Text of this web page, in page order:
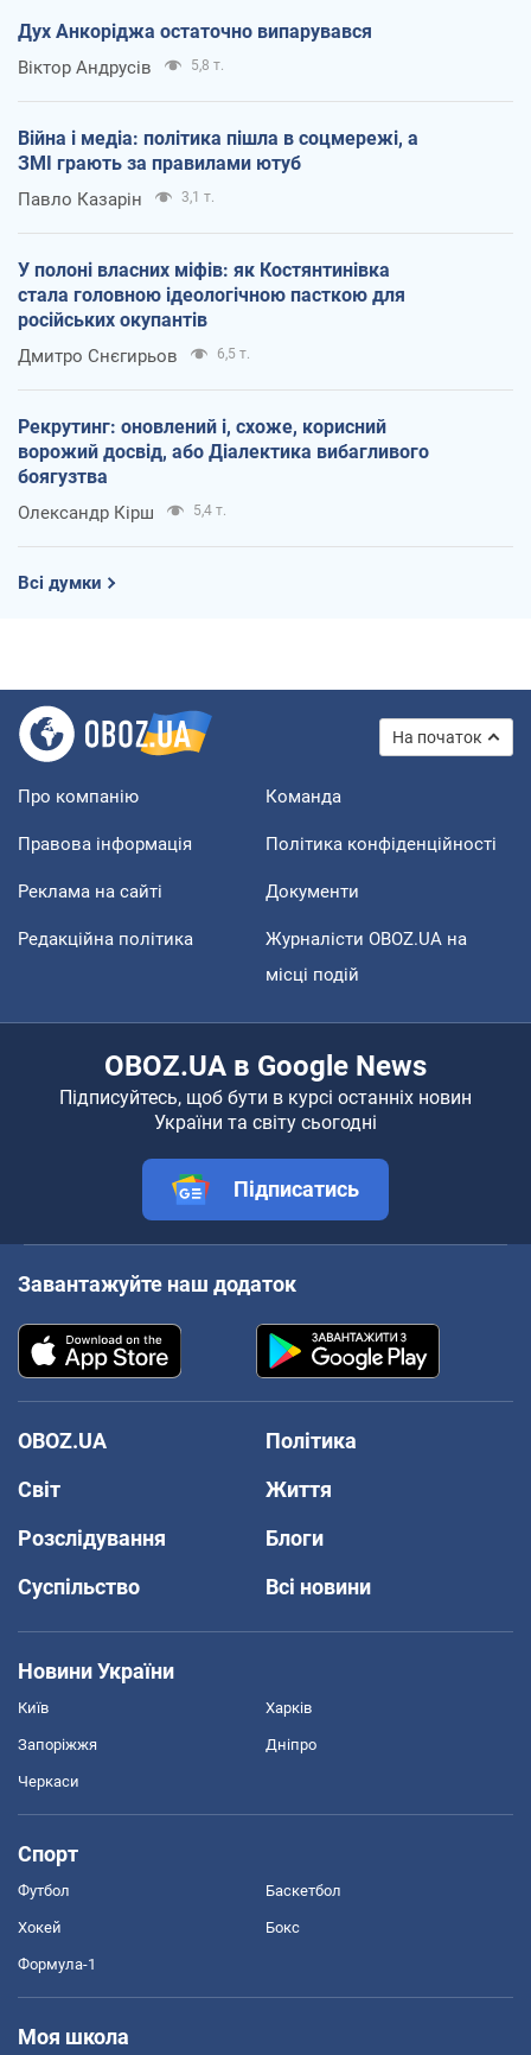
Дух Анкоріджа остаточно випарувався
Віктор Андрусів 5,8 т.
Війна і медіа: політика пішла в соцмережі, а
ЗМІ грають за правилами ютуб
Павло Казарін 3,1 т.
У полоні власних міфів: як Костянтинівка
стала головною ідеологічною пасткою для
російських окупантів
Дмитро Снєгирьов 6,5 т.
Рекрутинг: оновлений і, схоже, корисний
ворожий досвід, або Діалектика вибагливого
боягузтва
Олександр Кірш 5,4 т.
Всі думки
На початок
Про компанію Команда
Правова інформація Політика конфіденційності
Реклама на сайті Документи
Редакційна політика
Журналісти OBOZ.UA на
місці подій
OBOZ.UA в Google News
Підписуйтесь, щоб бути в курсі останніх новин
України та світу сьогодні
Підписатись
Завантажуйте наш додаток
OBOZ.UA
Політика
Світ
Життя
Розслідування
Блоги
Суспільство
Всі новини
Новини України
Київ Харків
Запоріжжя Дніпро
Черкаси
Спорт
Футбол Баскетбол
Хокей Бокс
Формула-1
Моя школа